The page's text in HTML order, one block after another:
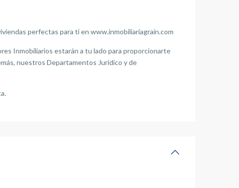
perfectas para ti en www.inmobiliariagrain.com
Inmobiliarios estarán a tu lado para proporcionarte
nuestros Departamentos Jurídico y de